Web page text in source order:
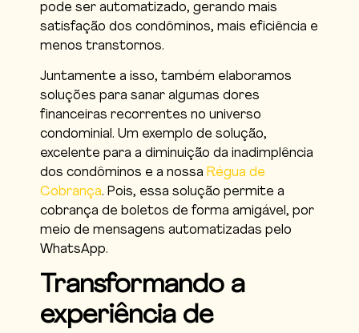
pode ser automatizado, gerando mais
satisfação dos condôminos, mais eficiência e
menos transtornos.
Juntamente a isso, também elaboramos
soluções para sanar algumas dores
financeiras recorrentes no universo
condominial. Um exemplo de solução,
excelente para a diminuição da inadimplência
dos condôminos e a nossa Régua de
Cobrança. Pois, essa solução permite a
cobrança de boletos de forma amigável, por
meio de mensagens automatizadas pelo
WhatsApp.
Transformando a
experiência de